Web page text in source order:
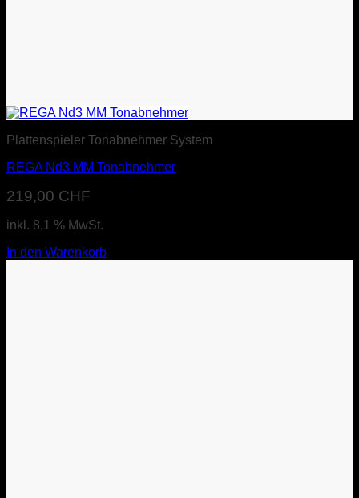
Plattenspieler Tonabnehmer System
REGA Nd3 MM Tonabnehmer
219,00 CHF
inkl. 8,1 % MwSt.
In den Warenkorb